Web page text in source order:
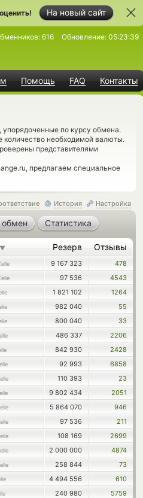
На новый сайт
Помощь FAQ Контакты
616 Обновление: 05:23:39
упорядоченные по курсу обмена.
количество необходимой валюты.
представителями
предлагаем специальное
История Настройка
обмен Статистика
▼ Резерв Отзывы
9 167 323
478
97 536
4543
1 821 102
1264
982 040
55
800 040
33
486 337
2206
842 930
2428
92 993
6858
110 393
23
9 802 434
2051
5 864 070
946
97 536
211
108 169
2699
2 000 000
4874
258 844
73
4 494 556
610
240 980
5759